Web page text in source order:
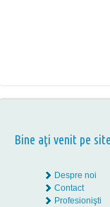
Bine aţi venit pe
Despre noi
Contact
Profesionişti